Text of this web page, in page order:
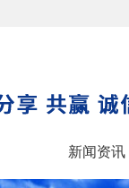
新闻资讯